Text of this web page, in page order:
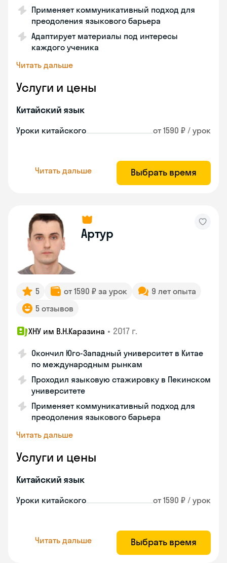
Применяет коммуникативный подход для
преодоления языкового барьера
Адаптирует материалы под интересы
каждого ученика
Читать дальше
Услуги и цены
Китайский язык
Уроки китайского от 1590 ₽ / урок
Читать дальше Выбрать время
Артур
5 от 1590 ₽ за урок
9 лет опыта
5 отзывов
ХНУ им В.Н.Каразина • 2017 г.
Окончил Юго-Западный университет в Китае
по международным рынкам
Проходил языковую стажировку в Пекинском
университете
Применяет коммуникативный подход для
преодоления языкового барьера
Читать дальше
Услуги и цены
Китайский язык
Уроки китайского от 1590 ₽ / урок
Читать дальше Выбрать время